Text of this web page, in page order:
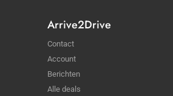
Arrive2Drive
Contact
Account
Berichten
Alle deals